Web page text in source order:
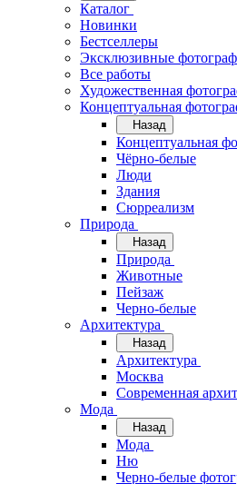
Каталог
Новинки
Бестселлеры
Эксклюзивные
Все работы
Художественная
Концептуальная
Назад
Концептуальная
Чёрно-белые
Люди
Здания
Сюрреализм
Природа
Назад
Природа
Животные
Пейзаж
Черно-белые
Архитектура
Назад
Архитектура
Москва
Современная
Мода
Назад
Мода
Ню
Черно-белые